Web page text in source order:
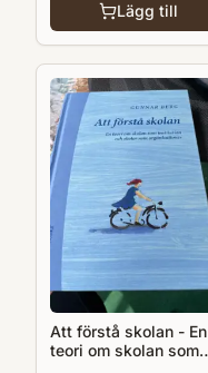
Lägg till
Att förstå skolan - En
teori om skolan som